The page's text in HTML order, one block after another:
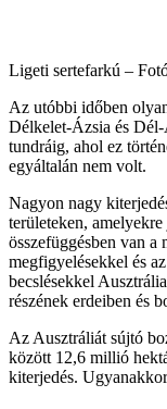
Ligeti sertefarkú –
Az utóbbi időben
Délkelet-Ázsia és
tundráig, ahol ez
egyáltalán nem volt.
Nagyon nagy
területeken,
összefüggésben van a
megfigyelésekkel és
becslésekkel
részének erdeiben és
Az Ausztráliát sújtó
között 12,6 millió
kiterjedés. Ugyanakkor